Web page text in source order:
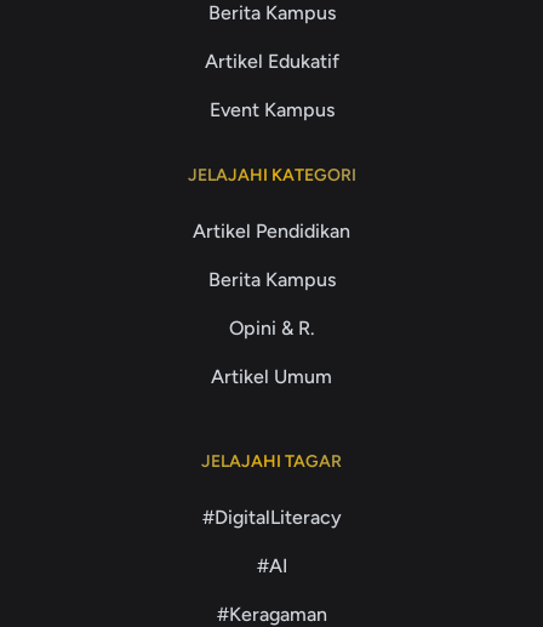
Berita Kampus
Artikel Edukatif
Event Kampus
JELAJAHI KATEGORI
Artikel Pendidikan
Berita Kampus
Opini & R.
Artikel Umum
JELAJAHI TAGAR
#DigitalLiteracy
#AI
#Keragaman